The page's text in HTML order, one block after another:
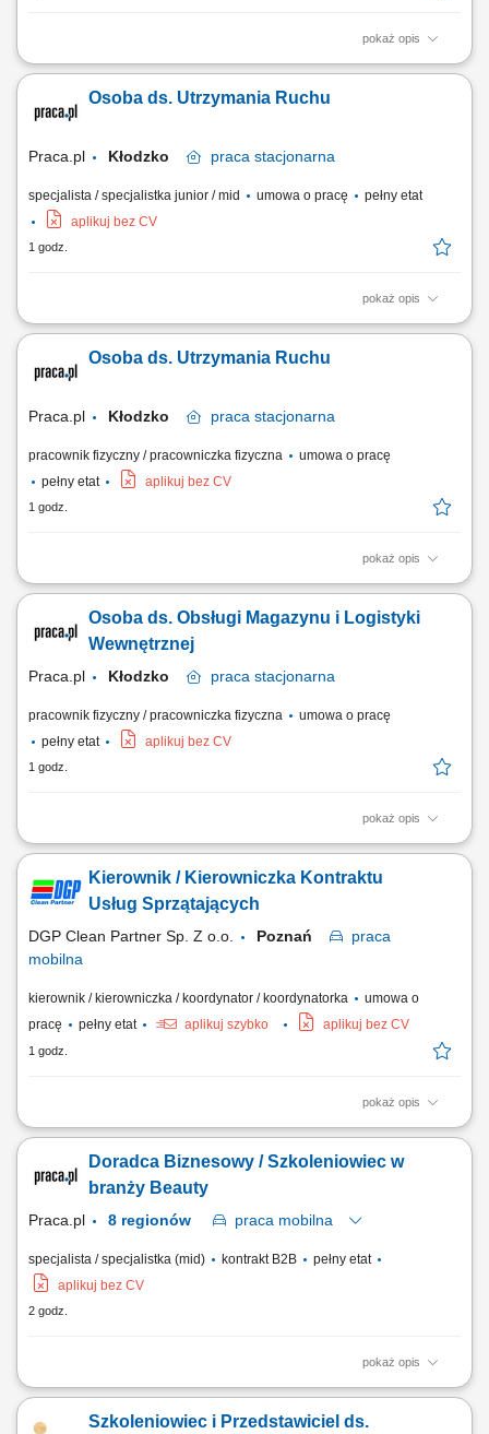
pokaż opis
Realizacja tras krajowych pojazdem wyposażonym w zabudowę
punktów handlowych, magazynów, lokali gastronomicznych oraz
odbiorców biznesowych. Dbanie o właściwe rozmieszczenie i
Osoba ds. Utrzymania Ruchu
Praca.pl Kłodzko praca stacjonarna
specjalista / specjalistka junior / mid umowa o pracę
pełny etat
aplikuj bez CV
1 godz.
pokaż opis
Opis stanowiska: Prowadzenie bieżących serwisów, inspekcji oraz
identyfikacja usterek i lokalizowanie źródła problemów technicznych z
zakresu elektryki, pneumatyki czy automatyki. Podejmowanie kroków
Osoba ds. Utrzymania Ruchu
Praca.pl Kłodzko praca stacjonarna
pracownik fizyczny / pracowniczka fizyczna
umowa o pracę
pełny etat
aplikuj bez CV
1 godz.
pokaż opis
Opis stanowiska: Realizowanie wymiany oraz montowania osprzętu
stanowiska wraz ze sprzętem pomocniczym pod start nowej serii
produkcyjnej. Przeprowadzanie sprawnego przezbrajania wtryskarek w
Osoba ds. Obsługi Magazynu i Logistyki
Wewnętrznej
Praca.pl Kłodzko praca stacjonarna
pracownik fizyczny / pracowniczka fizyczna
umowa o pracę
pełny etat
aplikuj bez CV
1 godz.
pokaż opis
Opis stanowiska: Sprawna obsługa floty widłowej w ramach transferu
transportowych poprzez szybki rozładunek i sprawną odprawę
wyjazdową. Weryfikacja zgodności dostaw pod kątem ilościowym oraz
Kierownik / Kierowniczka Kontraktu
Usług Sprzątających
DGP Clean Partner Sp. Z o.o. Poznań
praca
mobilna
kierownik / kierowniczka / koordynator / koordynatorka
umowa o
pracę
pełny etat aplikuj szybko aplikuj bez CV
1 godz.
pokaż opis
Zakres obowiązków: kompleksowe zarządzanie realizacją usług
codzienna obsługa współpracy, nadzór nad sprzętem oraz materiałami
wykorzystywanymi do realizacji usług, ścisła współpraca z działem
Doradca Biznesowy / Szkoleniowiec w
branży Beauty
Praca.pl praca mobilna
specjalista / specjalistka (mid) kontrakt B2B
pełny etat
aplikuj bez CV
2 godz.
pokaż opis
Zadania Rozwijanie dystrybucji specjalistycznych preparatów
wizyt handlowo-doradczych u partnerów biznesowych. Prowadzenie
Szkoleniowiec i Przedstawiciel ds.